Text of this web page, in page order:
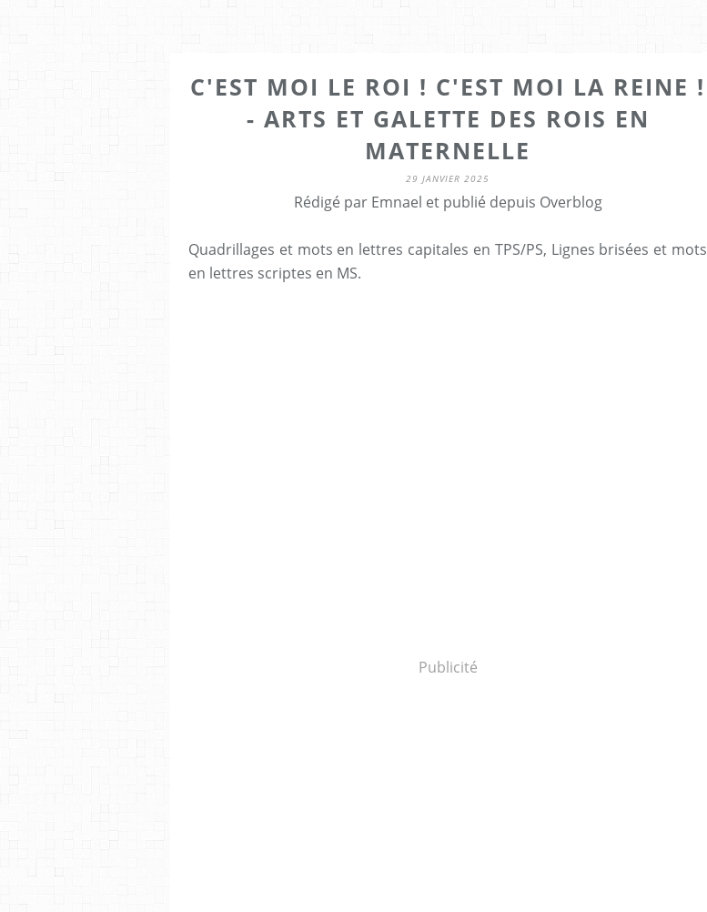
C'EST MOI LE ROI ! C'EST MOI LA REINE !
- ARTS ET GALETTE DES ROIS EN
MATERNELLE
29 JANVIER 2025
Rédigé par Emnael et publié depuis Overblog
Quadrillages et mots en lettres capitales en TPS/PS, Lignes brisées et mots
en lettres scriptes en MS.
Publicité